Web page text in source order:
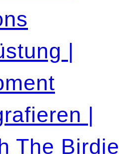
|
|
The Birdie